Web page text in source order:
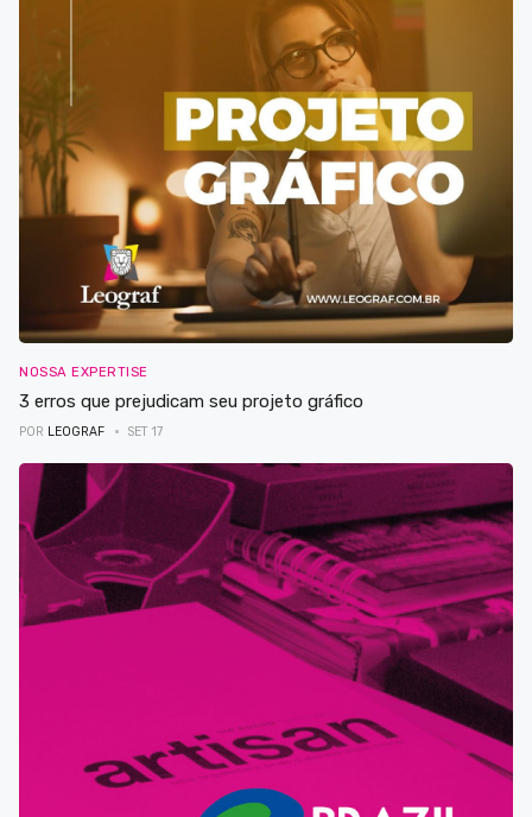
NOSSA EXPERTISE
3 erros que prejudicam seu projeto gráfico
POR LEOGRAF SET 17